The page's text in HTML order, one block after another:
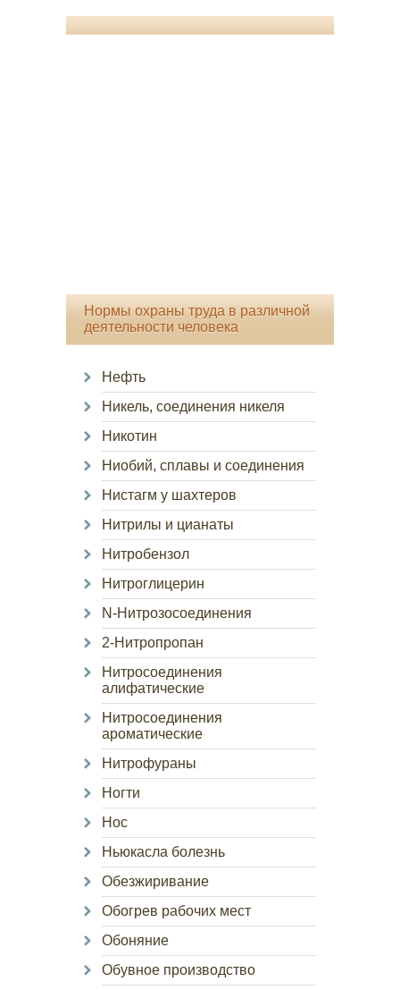
Нормы охраны труда в различной
деятельности человека
Нефть
Никель, соединения никеля
Никотин
Ниобий, сплавы и соединения
Нистагм у шахтеров
Нитрилы и цианаты
Нитробензол
Нитроглицерин
N-Нитрозосоединения
2-Нитропропан
Нитросоединения
алифатические
Нитросоединения
ароматические
Нитрофураны
Ногти
Нос
Ньюкасла болезнь
Обезжиривание
Обогрев рабочих мест
Обоняние
Обувное производство